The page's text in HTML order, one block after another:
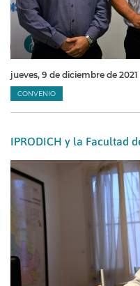
jueves, 9 de diciembre de 2021
CONVENIO